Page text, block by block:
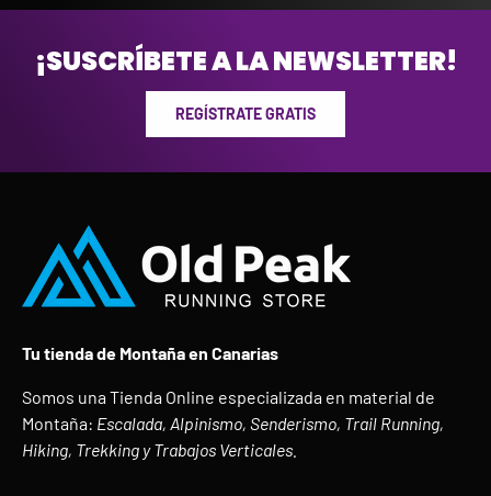
¡SUSCRÍBETE A LA NEWSLETTER!
REGÍSTRATE GRATIS
Tu tienda de Montaña en Canarias
Somos una Tienda Online especializada en material de
Montaña: Escalada, Alpinismo, Senderismo, Trail Running,
Hiking, Trekking y Trabajos Verticales.